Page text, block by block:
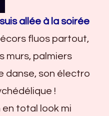
allée à la soirée
fluos partout,
murs, palmiers
danse, son électro
!
total look mi